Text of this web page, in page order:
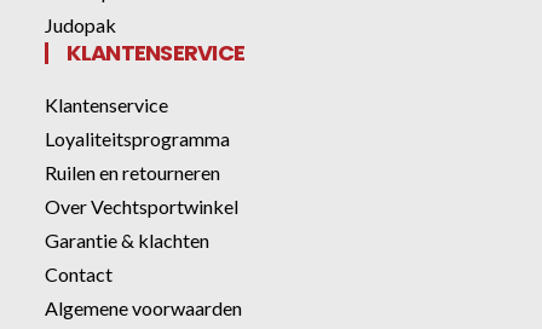
Judopak
KLANTENSERVICE
Klantenservice
Loyaliteitsprogramma
Ruilen en retourneren
Over Vechtsportwinkel
Garantie & klachten
Contact
Algemene voorwaarden